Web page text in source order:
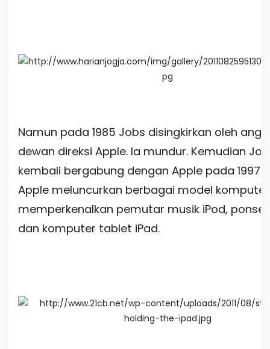
Namun pada 1985 Jobs disingkirkan oleh
dewan direksi Apple. Ia mundur. Kemudian
kembali bergabung dengan Apple pada 1997.
Apple meluncurkan berbagai model
memperkenalkan pemutar musik iPod, ponsel
dan komputer tablet iPad.